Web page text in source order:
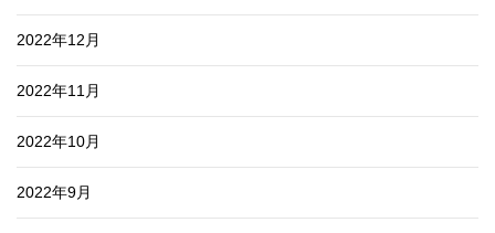
2022年12月
2022年11月
2022年10月
2022年9月